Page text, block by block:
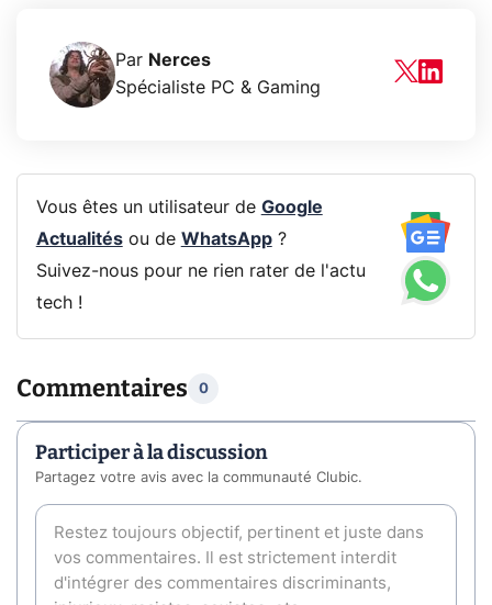
Par Nerces
Spécialiste PC & Gaming
Vous êtes un utilisateur de Google
Actualitésou de WhatsApp?
Suivez-nous pour ne rien rater de l'actu
tech !
Commentaires 0
Participer à la discussion
Partagez votre avis avec la communauté Clubic.